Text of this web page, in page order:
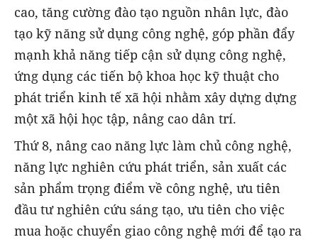
cao, tăng cường đào tạo nguồn nhân lực, đào
tạo kỹ năng sử dụng công nghệ, góp phần đẩy
mạnh khả năng tiếp cận sử dụng công nghệ,
ứng dụng các tiến bộ khoa học kỹ thuật cho
phát triển kinh tế xã hội nhằm xây dựng dựng
một xã hội học tập, nâng cao dân trí.
Thứ 8, nâng cao năng lực làm chủ công nghệ,
năng lực nghiên cứu phát triển, sản xuất các
sản phẩm trọng điểm về công nghệ, ưu tiên
đầu tư nghiên cứu sáng tạo, ưu tiên cho việc
mua hoặc chuyển giao công nghệ mới để tạo ra